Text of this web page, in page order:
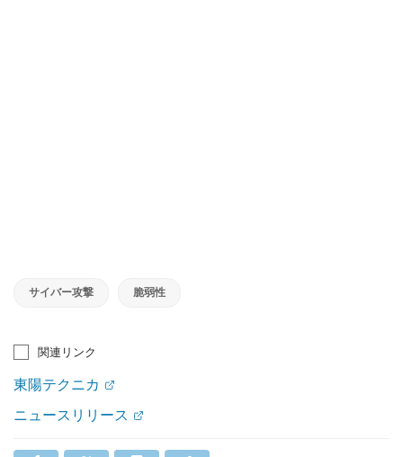
サイバー攻撃 脆弱性
関連リンク
東陽テクニカ
ニュースリリース